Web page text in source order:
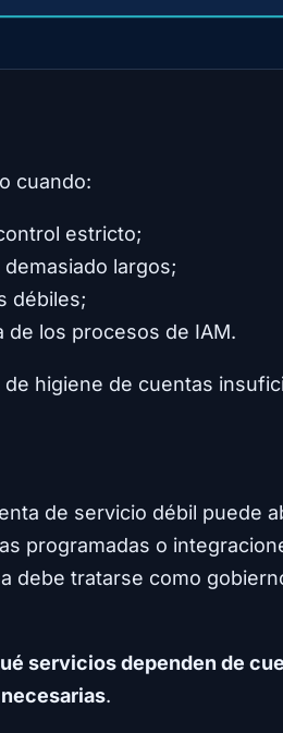
cuando:
estricto;
largos;
débiles;
los procesos de IAM.
higiene de cuentas
de servicio débil puede
programadas o
debe tratarse como
servicios dependen de
.